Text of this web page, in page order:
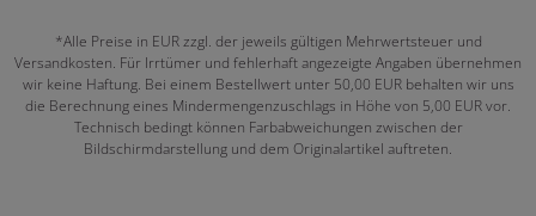
*Alle Preise in EUR zzgl. der jeweils gültigen Mehrwertsteuer und
Versandkosten. Für Irrtümer und fehlerhaft angezeigte Angaben übernehmen
wir keine Haftung. Bei einem Bestellwert unter 50,00 EUR behalten wir uns
die Berechnung eines Mindermengenzuschlags in Höhe von 5,00 EUR vor.
Technisch bedingt können Farbabweichungen zwischen der
Bildschirmdarstellung und dem Originalartikel auftreten.